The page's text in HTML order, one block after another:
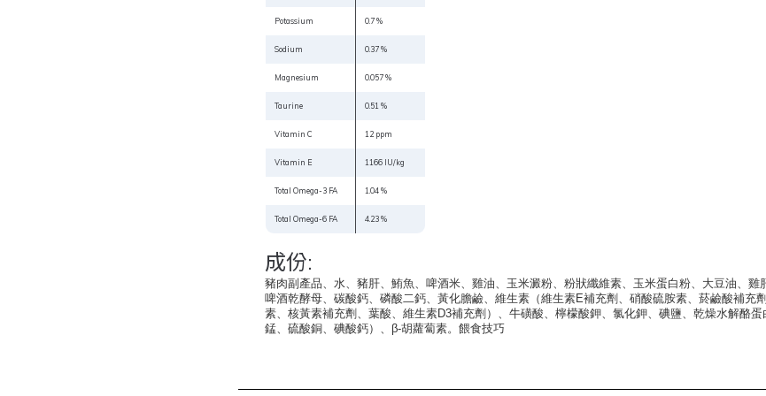
Potassium 0.7 %
Sodium 0.37 %
Magnesium 0.057 %
Taurine 0.51 %
Vitamin C 12 ppm
Vitamin E 1166 IU/kg
Total Omega-3 FA 1.04 %
Total Omega-6 FA 4.23 %
成份:
豬肉副產品、水、豬肝、鮪魚、啤酒米、雞油、玉米澱粉、粉狀纖維素、玉米蛋白粉、大豆油、雞
啤酒乾酵母、碳酸鈣、磷酸二鈣、黃化膽鹼、維生素（維生素E補充劑、硝酸硫胺素、菸鹼酸補充
素、核黃素補充劑、葉酸、維生素D3補充劑）、牛磺酸、檸檬酸鉀、氯化鉀、碘鹽、乾燥水解酪
錳、硫酸銅、碘酸鈣）、β-胡蘿蔔素。餵食技巧